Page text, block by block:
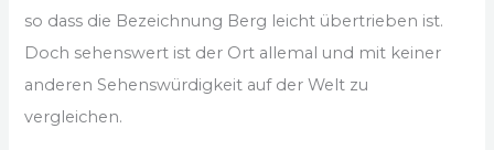
so dass die Bezeichnung Berg leicht übertrieben ist.
Doch sehenswert ist der Ort allemal und mit keiner
anderen Sehenswürdigkeit auf der Welt zu
vergleichen.